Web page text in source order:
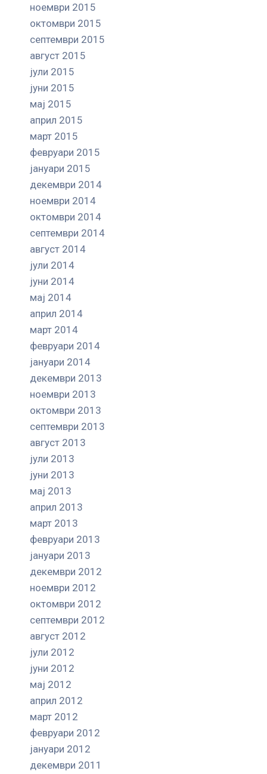
ноември 2015
октомври 2015
септември 2015
август 2015
јули 2015
јуни 2015
мај 2015
април 2015
март 2015
февруари 2015
јануари 2015
декември 2014
ноември 2014
октомври 2014
септември 2014
август 2014
јули 2014
јуни 2014
мај 2014
април 2014
март 2014
февруари 2014
јануари 2014
декември 2013
ноември 2013
октомври 2013
септември 2013
август 2013
јули 2013
јуни 2013
мај 2013
април 2013
март 2013
февруари 2013
јануари 2013
декември 2012
ноември 2012
октомври 2012
септември 2012
август 2012
јули 2012
јуни 2012
мај 2012
април 2012
март 2012
февруари 2012
јануари 2012
декември 2011